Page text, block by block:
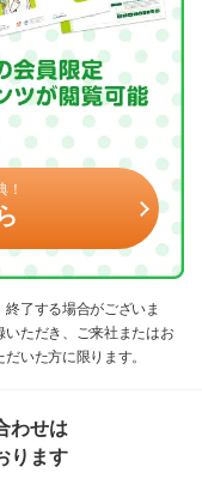
！
了する場合がございま
ただき、ご来社またはお
いた方に限ります。
わせは
ります